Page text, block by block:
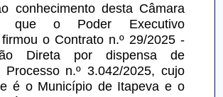
conhecimento desta Câmara
que o Poder Executivo
o Contrato n.º 29/2025 -
Direta por dispensa de
Processo n.º 3.042/2025, cujo
é o Município de Itapeva e o